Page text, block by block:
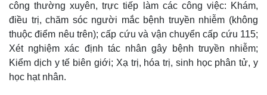
công thường xuyên, trực tiếp làm các công việc: Khám,
điều trị, chăm sóc người mắc bệnh truyền nhiễm (không
thuộc điểm nêu trên); cấp cứu và vận chuyển cấp cứu 115;
Xét nghiệm xác định tác nhân gây bệnh truyền nhiễm;
Kiểm dịch y tế biên giới; Xạ trị, hóa trị, sinh học phân tử, y
học hạt nhân.